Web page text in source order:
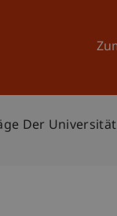
Der